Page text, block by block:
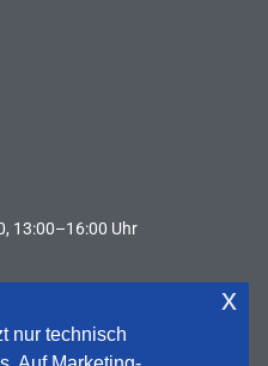
13:00–16:00 Uhr
nur technisch
x